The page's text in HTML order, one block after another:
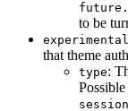
to be
that theme
type: